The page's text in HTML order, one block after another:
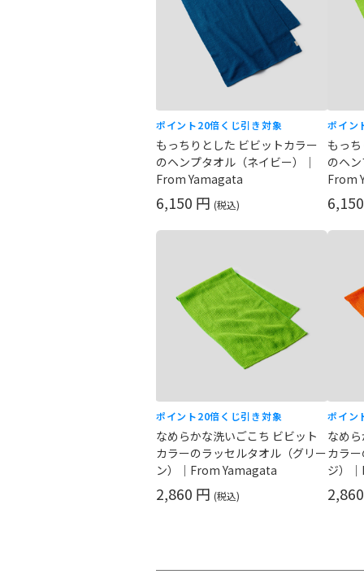
ポイント20倍くじ引き対象
もっちりとした ビビットカラー
のヘンプタオル（ネイビー）｜
From Yamagata
6,150 円 (税込)
ポイン
もっ
のヘ
From
ポイント20倍くじ引き対象
なめらかな洗いごこち ビビット
カラーのラッセルタオル（グリー
ン）｜From Yamagata
2,860 円 (税込)
ポイン
なめ
カラ
ジ）